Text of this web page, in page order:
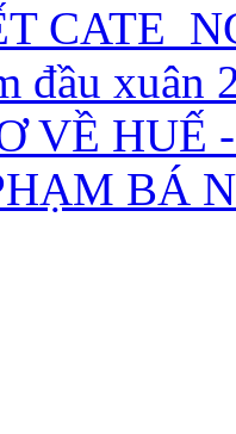
đầu xuân
VỀ HUẾ
BÁ